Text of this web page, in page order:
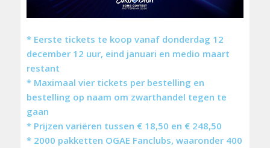
* Eerste tickets te koop vanaf donderdag 12
december 12 uur, eind januari en medio maart
restant
* Maximaal vier tickets per bestelling en
bestelling op naam om zwarthandel tegen te
gaan
* Prijzen variëren tussen € 18,50 en € 248,50
* 2000 pakketten OGAE Fanclubs, waaronder 400